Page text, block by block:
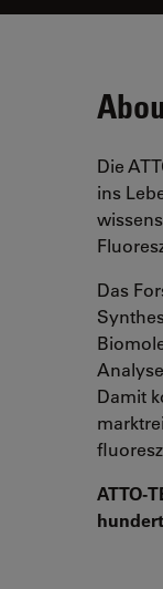
Die
ins
Das
Damit
ATTO-